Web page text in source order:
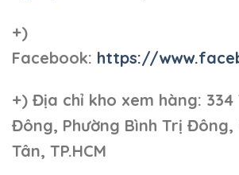
+)
Facebook: https://
+) Địa chỉ kho xem hàng: 334
Đông, Phường Bình Trị Đông,
Tân, TP.HCM